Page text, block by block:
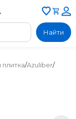
Найти
/Azuliber/